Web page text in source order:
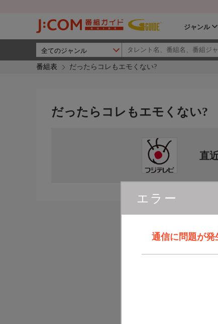
ジャンル
番組表 だったらコレもエモくない?
エラー
通信に問題が
だったらコレもエモくない?
直